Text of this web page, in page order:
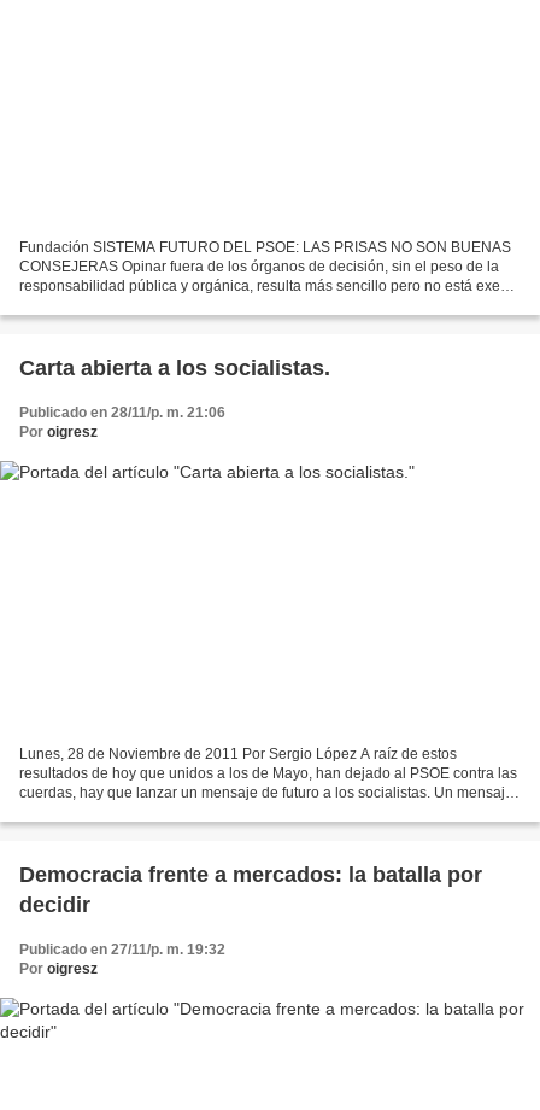
Fundación SISTEMA FUTURO DEL PSOE: LAS PRISAS NO SON BUENAS
CONSEJERAS Opinar fuera de los órganos de decisión, sin el peso de la
responsabilidad pública y orgánica, resulta más sencillo pero no está exento
Carta abierta a los socialistas.
Publicado en 28/11/p. m. 21:06
Por oigresz
Lunes, 28 de Noviembre de 2011 Por Sergio López A raíz de estos
resultados de hoy que unidos a los de Mayo, han dejado al PSOE contra las
cuerdas, hay que lanzar un mensaje de futuro a los socialistas. Un mensaje
Democracia frente a mercados: la batalla por
decidir
Publicado en 27/11/p. m. 19:32
Por oigresz